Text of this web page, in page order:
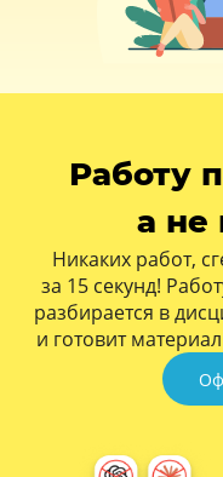
Работу
а не
Никаких работ,
за 15 секунд!
разбирается в
и готовит